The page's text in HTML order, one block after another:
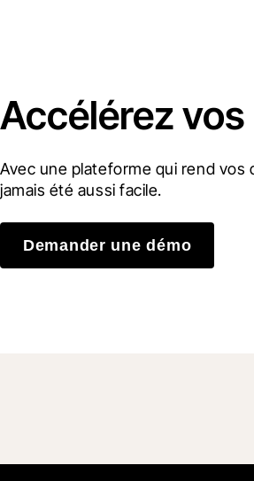
Accélérez
Avec une plateforme qui rend vos
jamais été aussi facile.
Demander une démo